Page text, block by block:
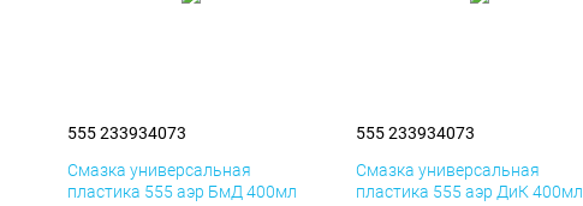
555 233934073
Смазка универсальная
пластика 555 аэр БмД 400мл
555 233934073
Смазка универсальная
пластика 555 аэр ДиК 400мл